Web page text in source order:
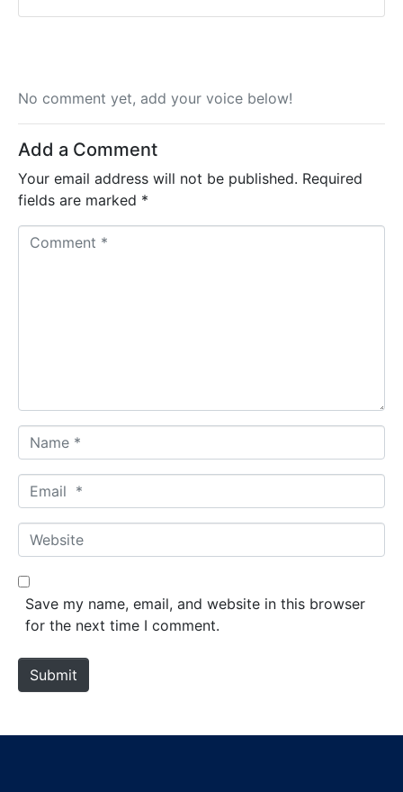
No comment yet, add your voice below!
Add a Comment
Your email address will not be published. Required
fields are marked *
a
m
*
m
a
*
W
e
b
e
Save my name, email, and website in this browser
for the next time I comment.
Submit